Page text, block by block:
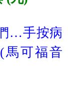
…手按病
馬可福音